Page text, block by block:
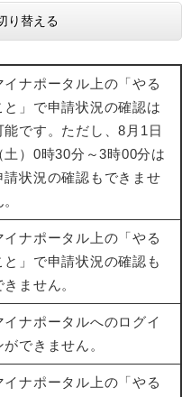
り替える
イナポータル上の「やる
と」で申請状況の確認は
能です。ただし、8月1日
土）0時30分～3時00分は
請状況の確認もできませ
イナポータル上の「やる
と」で申請状況の確認も
きません。
イナポータルへのログイ
ができません。
イナポータル上の「やる